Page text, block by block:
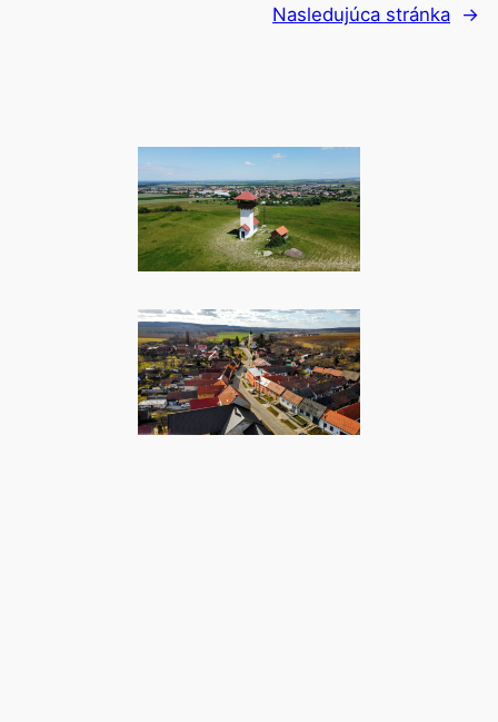
Nasledujúca stránka →